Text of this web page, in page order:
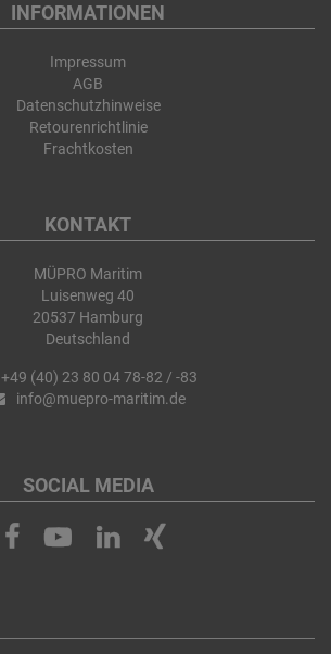
INFORMATIONEN
Impressum
AGB
Datenschutzhinweise
Retourenrichtlinie
Frachtkosten
KONTAKT
MÜPRO Maritim
Luisenweg 40
20537 Hamburg
Deutschland
+49 (40) 23 80 04 78-82 / -83
info@muepro-maritim.de
SOCIAL MEDIA